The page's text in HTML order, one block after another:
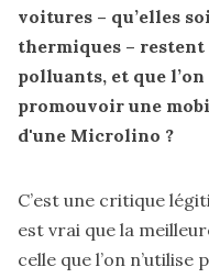
voitures – qu’elles
thermiques – restent
polluants, et que
promouvoir une
d'une Microlino ?
C’est une critique
est vrai que la
celle que l’on